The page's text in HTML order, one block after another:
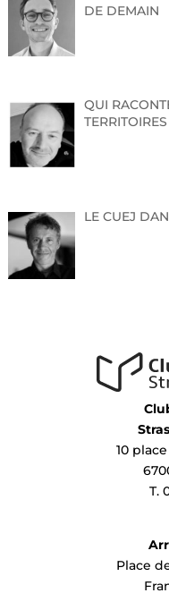
DE DEMAIN
QUI
LE CUEJ
10
T.
Place